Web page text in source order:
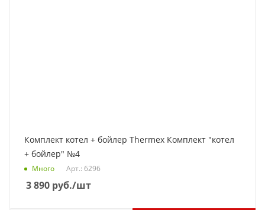
Комплект котел + бойлер Thermex Комплект "котел
+ бойлер" №4
Много Арт.: 6296
3 890 руб./шт